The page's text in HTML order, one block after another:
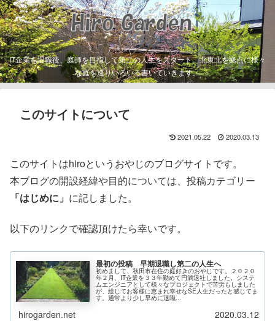
IT企業を退職後、庭師を目指して第二の人生をスタート。北東北を拠点に様々
な庭を巡りいろいろ書いていきます。
このサイトについて
2021.05.22 2020.03.13
このサイトはhiroというおやじのブログサイトです。
本ブログの開設経緯や目的については、投稿カテゴリー
「はじめに」 に記しました。
以下のリンクで確認頂けたら幸いです。
最初の投稿 早期退職し第二の人生へ
初めまして、秋田市在住の庭好きのおやじです。２０２０
年２月、IT企業を３３年勤めて円満退社しました。システ
ムエンジニアとして様々なプロジェクトで苦労もしました
が、総じてお客様に恵まれ幸せなSE人生だったと感じてま
す。通常より少し早めに退職...
hirogarden.net 2020.03.12